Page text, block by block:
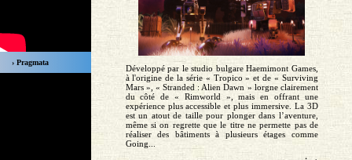
› Pragmata
Développé par le studio bulgare Haemimont Games,
à l'origine de la série « Tropico » et de « Surviving
Mars », « Stranded : Alien Dawn » lorgne clairement
du côté de « Rimworld », mais en offrant une
expérience plus accessible et plus immersive. La 3D
est un atout de taille pour plonger dans l’aventure,
même si on regrette que le titre ne permette pas de
réaliser des bâtiments à plusieurs étages comme
Going...